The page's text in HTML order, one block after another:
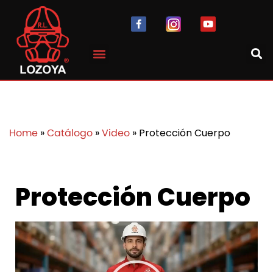
Home »Catálogo »Video » Protección Cuerpo
Protección Cuerpo